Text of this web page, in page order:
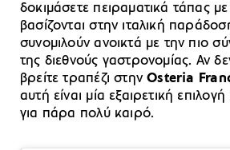
δοκιμάσετε πειραματικά τάπας
βασίζονται στην ιταλική
συνομιλούν ανοικτά με την πιο
της διεθνούς γαστρονομίας. Αν
βρείτε τραπέζι στηνOsteria
αυτή είναι μία εξαιρετική
για πάρα πολύ καιρό.